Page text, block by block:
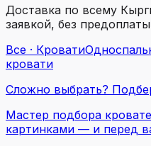
Доставка по всему
заявкой, без
Все · Кровати
кровати
Сложно выбрать?
Мастер подбора
картинками — и перед